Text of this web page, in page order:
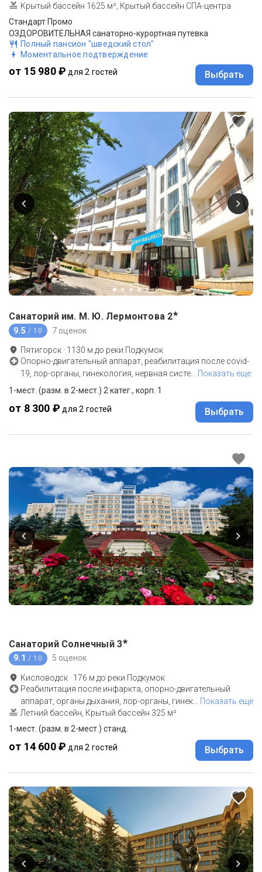
Крытый бассейн 1625 м², Крытый бассейн СПА-центра
Стандарт Промо
ОЗДОРОВИТЕЛЬНАЯ санаторно-курортная путевка
Полный пансион "шведский стол"
Моментальное подтверждение
от 15 980 ₽ для 2 гостей Выбрать
Санаторий им. М. Ю. Лермонтова 2★
9.5 / 10 7 оценок
Пятигорск · 1130 м до реки Подкумок
Опорно-двигательный аппарат, реабилитация после covid-
19, лор-органы, гинекология, нервная систе
Показать еще
1-мест. (разм. в 2-мест.) 2 катег., корп. 1
от 8 300 ₽ для 2 гостей Выбрать
Санаторий Солнечный 3★
9.1 / 10 5 оценок
Кисловодск · 176 м до реки Подкумок
Реабилитация после инфаркта, опорно-двигательный
аппарат, органы дыхания, лор-органы, гинек
Показать еще
Летний бассейн, Крытый бассейн 325 м²
1-мест. (разм. в 2-мест.) станд.
от 14 600 ₽ для 2 гостей Выбрать